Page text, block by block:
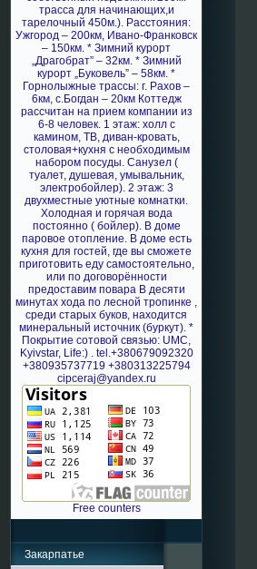
трасса для начинающих,и
тарелочный 450м.). Расстояния:
Ужгород – 200км, Ивано-Франковск
– 150км. * Зимний курорт
„Драгобрат” – 32км. * Зимний
курорт „Буковель” – 58км. *
Горнолыжные трассы: г. Рахов –
6км, с.Богдан – 20км Коттедж
рассчитан на прием компании из
6-8 человек. 1 этаж: холл с
камином, ТВ, диван-кровать,
столовая+кухня с необходимым
набором посуды. Санузел (
туалет, душевая, умывальник,
электробойлер). 2 этаж: 3
двухместные уютные комнатки.
Холодная и горячая вода
постоянно ( бойлер). В доме
паровое отопление. В доме есть
кухня для гостей, где вы сможете
приготовить еду самостоятельно,
или по договорённости
предоставим повара В десяти
минутах хода по лесной тропинке ,
среди старых буков, находится
минеральный источник (буркут). *
Покрытие сотовой связью: UMC,
Kyivstar, Life:) . tel.+380679092320
+380935737719 +380313225794
cipceraj@yandex.ru
Free counters
Закарпатье